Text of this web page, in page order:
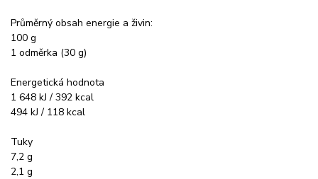
Průměrný obsah energie a živin:
100 g
1 odměrka (30 g)
Energetická hodnota
1 648 kJ / 392 kcal
494 kJ / 118 kcal
Tuky
7,2 g
2,1 g